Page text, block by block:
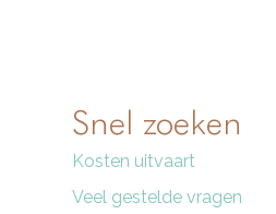
Snel zoeken
Kosten uitvaart
Veel gestelde vragen